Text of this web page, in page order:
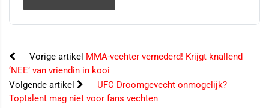
Vorige artikel MMA-vechter vernederd! Krijgt knallend
‘NEE’ van vriendin in kooi
Volgende artikel
UFC Droomgevecht onmogelijk?
Toptalent mag niet voor fans vechten